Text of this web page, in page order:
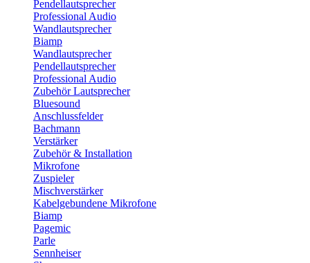
Pendellautsprecher
Professional Audio
Wandlautsprecher
Biamp
Wandlautsprecher
Pendellautsprecher
Professional Audio
Zubehör Lautsprecher
Bluesound
Anschlussfelder
Bachmann
Verstärker
Zubehör & Installation
Mikrofone
Zuspieler
Mischverstärker
Kabelgebundene Mikrofone
Biamp
Pagemic
Parle
Sennheiser